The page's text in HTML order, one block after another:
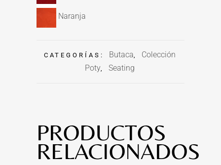
Naranja
CATEGORÍAS: Butaca,
Colección
Poty, Seating
PRODUCTOS
RELACIONADOS